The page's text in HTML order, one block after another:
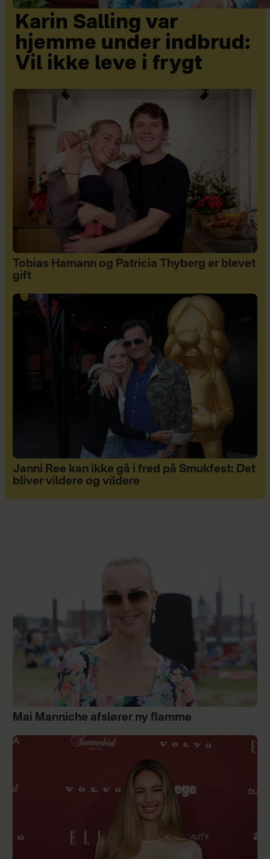
Karin Salling var
hjemme under indbrud:
Vil ikke leve i frygt
Tobias Hamann og Patricia Thyberg er blevet
gift
Janni Ree kan ikke gå i fred på Smukfest: Det
bliver vildere og vildere
Mai Manniche afslører ny flamme